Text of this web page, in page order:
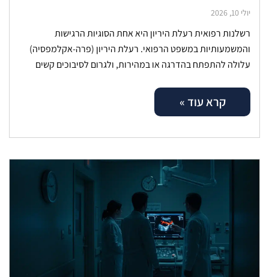
יולי 10, 2026
רשלנות רפואית רעלת היריון היא אחת הסוגיות הרגישות
והמשמעותיות במשפט הרפואי. רעלת היריון (פרה-אקלמפסיה)
עלולה להתפתח בהדרגה או במהירות, ולגרום לסיבוכים קשים
קרא עוד »